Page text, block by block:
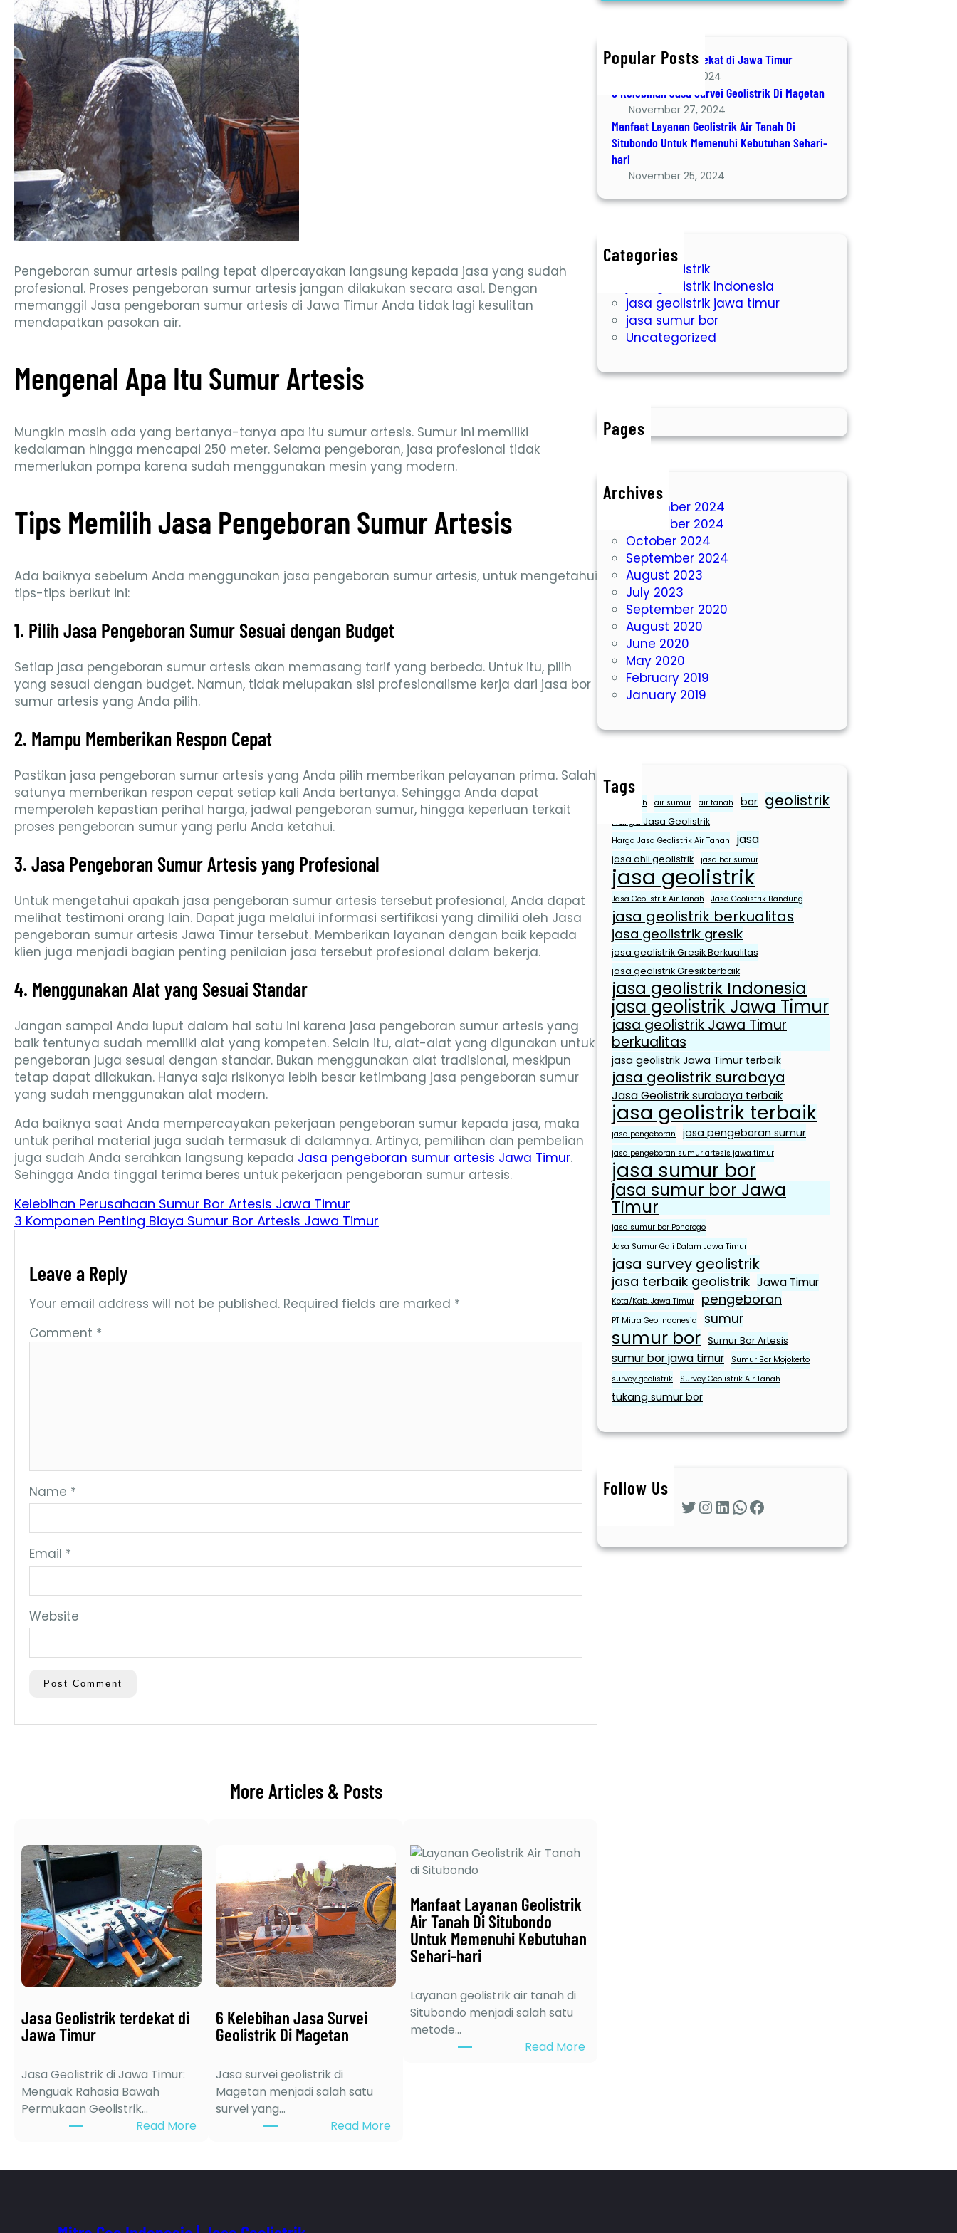
Pengeboran sumur artesis paling tepat dipercayakan langsung kepada jasa yang sudah
profesional. Proses pengeboran sumur artesis jangan dilakukan secara asal. Dengan
memanggil Jasa pengeboran sumur artesis di Jawa Timur Anda tidak lagi kesulitan
mendapatkan pasokan air.
Mengenal Apa Itu Sumur Artesis
Mungkin masih ada yang bertanya-tanya apa itu sumur artesis. Sumur ini memiliki
kedalaman hingga mencapai 250 meter. Selama pengeboran, jasa profesional tidak
memerlukan pompa karena sudah menggunakan mesin yang modern.
Tips Memilih Jasa Pengeboran Sumur Artesis
Ada baiknya sebelum Anda menggunakan jasa pengeboran sumur artesis, untuk mengetahui
tips-tips berikut ini:
1. Pilih Jasa Pengeboran Sumur Sesuai dengan Budget
Setiap jasa pengeboran sumur artesis akan memasang tarif yang berbeda. Untuk itu, pilih
yang sesuai dengan budget. Namun, tidak melupakan sisi profesionalisme kerja dari jasa bor
sumur artesis yang Anda pilih.
2. Mampu Memberikan Respon Cepat
Pastikan jasa pengeboran sumur artesis yang Anda pilih memberikan pelayanan prima. Salah
satunya memberikan respon cepat setiap kali Anda bertanya. Sehingga Anda dapat
memperoleh kepastian perihal harga, jadwal pengeboran sumur, hingga keperluan terkait
proses pengeboran sumur yang perlu Anda ketahui.
3. Jasa Pengeboran Sumur Artesis yang Profesional
Untuk mengetahui apakah jasa pengeboran sumur artesis tersebut profesional, Anda dapat
melihat testimoni orang lain. Dapat juga melalui informasi sertifikasi yang dimiliki oleh Jasa
pengeboran sumur artesis Jawa Timur tersebut. Memberikan layanan dengan baik kepada
klien juga menjadi bagian penting penilaian jasa tersebut profesional dalam bekerja.
4. Menggunakan Alat yang Sesuai Standar
Jangan sampai Anda luput dalam hal satu ini karena jasa pengeboran sumur artesis yang
baik tentunya sudah memiliki alat yang kompeten. Selain itu, alat-alat yang digunakan untuk
pengeboran juga sesuai dengan standar. Bukan menggunakan alat tradisional, meskipun
tetap dapat dilakukan. Hanya saja risikonya lebih besar ketimbang jasa pengeboran sumur
yang sudah menggunakan alat modern.
Ada baiknya saat Anda mempercayakan pekerjaan pengeboran sumur kepada jasa, maka
untuk perihal material juga sudah termasuk di dalamnya. Artinya, pemilihan dan pembelian
juga sudah Anda serahkan langsung kepada Jasa pengeboran sumur artesis Jawa Timur.
Sehingga Anda tinggal terima beres untuk pekerjaan pengeboran sumur artesis.
Kelebihan Perusahaan Sumur Bor Artesis Jawa Timur
3 Komponen Penting Biaya Sumur Bor Artesis Jawa Timur
Leave a Reply
Your email address will not be published. Required fields are marked *
Comment *
Name *
Email *
Website
More Articles & Posts
Jasa Geolistrik terdekat di
Jawa Timur
Jasa Geolistrik di Jawa Timur:
Menguak Rahasia Bawah
Permukaan Geolistrik…
Read More:
e
6 Kelebihan Jasa Survei
Geolistrik Di Magetan
Jasa survei geolistrik di
Magetan menjadi salah satu
survei yang…
Read More:
Manfaat Layanan Geolistrik
Air Tanah Di Situbondo
Untuk Memenuhi Kebutuhan
Sehari-hari
Layanan geolistrik air tanah di
Situbondo menjadi salah satu
metode…
Read More:
Popular Posts
Jasa Geolistrik terdekat di Jawa Timur
December 8, 2024
6 Kelebihan Jasa Survei Geolistrik Di Magetan
November 27, 2024
Manfaat Layanan Geolistrik Air Tanah Di
Situbondo Untuk Memenuhi Kebutuhan Sehari-
hari
November 25, 2024
Categories
jasa geolistrik
jasa geolistrik Indonesia
jasa geolistrik jawa timur
jasa sumur bor
Uncategorized
Pages
Archives
December 2024
November 2024
October 2024
September 2024
August 2023
July 2023
September 2020
August 2020
June 2020
May 2020
February 2019
January 2019
Tags
air bersih air sumur air tanah bor geolistrik
Harga Jasa Geolistrik
Harga Jasa Geolistrik Air Tanah jasa
jasa ahli geolistrik jasa bor sumur
jasa geolistrik
Jasa Geolistrik Air Tanah Jasa Geolistrik Bandung
jasa geolistrik berkualitas
jasa geolistrik gresik
jasa geolistrik Gresik Berkualitas
jasa geolistrik Gresik terbaik
jasa geolistrik Indonesia
jasa geolistrik Jawa Timur
jasa geolistrik Jawa Timur
berkualitas
jasa geolistrik Jawa Timur terbaik
jasa geolistrik surabaya
Jasa Geolistrik surabaya terbaik
jasa geolistrik terbaik
jasa pengeboran jasa pengeboran sumur
jasa pengeboran sumur artesis jawa timur
jasa sumur bor
jasa sumur bor Jawa
Timur
jasa sumur bor Ponorogo
Jasa Sumur Gali Dalam Jawa Timur
jasa survey geolistrik
jasa terbaik geolistrik Jawa Timur
Kota/Kab. Jawa Timur pengeboran
PT Mitra Geo Indonesia sumur
sumur bor Sumur Bor Artesis
sumur bor jawa timur
Sumur Bor Mojokerto
survey geolistrik
Survey Geolistrik Air Tanah
tukang sumur bor
Follow Us
Twitter InstagramLinkedIn WhatsApp Facebook